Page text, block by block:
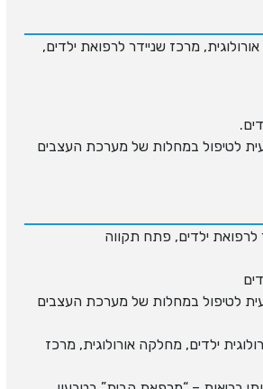
מרכז שניידר לרפואת ילדים,
לטיפול במחלות של מערכת העצבים
לרפואת ילדים, פתח תקווה
לטיפול במחלות של מערכת העצבים
ילדים, מחלקה אורולוגית, מרכז